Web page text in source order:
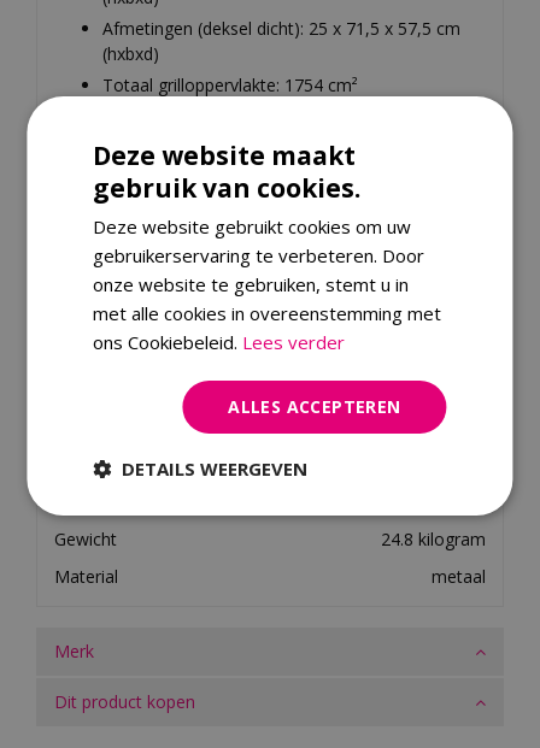
Afmetingen (deksel dicht): 25 x 71,5 x 57,5 cm
(hxbxd)
Totaal grilloppervlakte: 1754 cm²
Gewicht: 19,5 kg
Brandstof: propaan/butaan
Specificaties
EAN code
77924999024
Merk
72 centimeter
54.3 centimeter
Hoogte
Gewicht
24.8 kilogram
Material
metaal
Merk
Dit product kopen
Deze website maakt
gebruik van cookies.
Deze website gebruikt cookies om uw
gebruikerservaring te verbeteren. Door
onze website te gebruiken, stemt u in
met alle cookies in overeenstemming met
ons Cookiebeleid. Lees verder
ALLES ACCEPTEREN
DETAILS WEERGEVEN